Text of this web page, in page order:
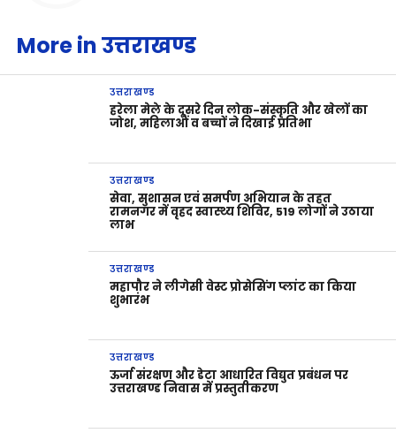
More in उत्तराखण्ड
उत्तराखण्ड
हरेला मेले के दूसरे दिन लोक-संस्कृति और खेलों का
जोश, महिलाओं व बच्चों ने दिखाई प्रतिभा
उत्तराखण्ड
सेवा, सुशासन एवं समर्पण अभियान के तहत
रामनगर में वृहद स्वास्थ्य शिविर, 519 लोगों ने उठाया
लाभ
उत्तराखण्ड
महापौर ने लीगेसी वेस्ट प्रोसेसिंग प्लांट का किया
शुभारंभ
उत्तराखण्ड
ऊर्जा संरक्षण और डेटा आधारित विद्युत प्रबंधन पर
उत्तराखण्ड निवास में प्रस्तुतीकरण